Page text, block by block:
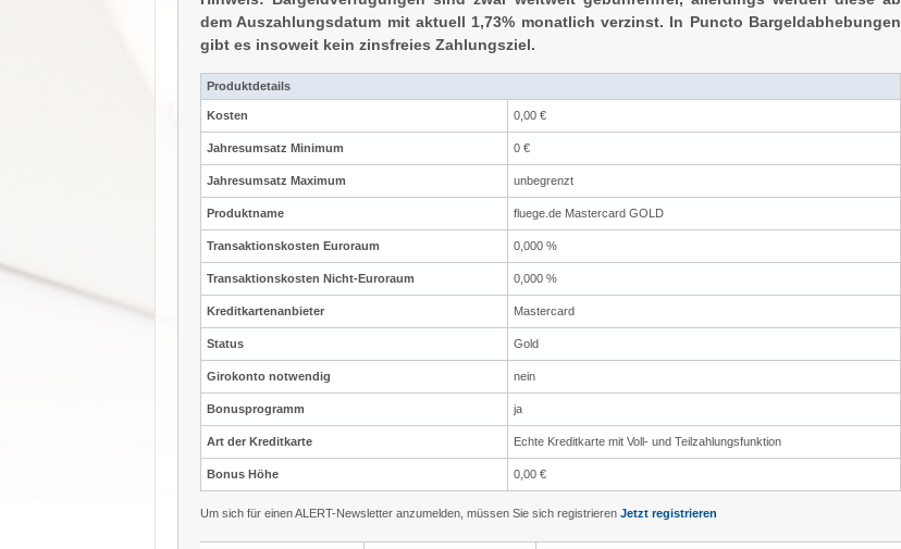
dem Auszahlungsdatum mit aktuell 1,73% monatlich verzinst. In Puncto Bargeldabhebungen
gibt es insoweit kein zinsfreies Zahlungsziel.
Produktdetails
Kosten 0,00 €
Jahresumsatz Minimum 0 €
Jahresumsatz Maximum unbegrenzt
Produktname fluege.de Mastercard GOLD
Transaktionskosten Euroraum 0,000 %
Transaktionskosten Nicht-Euroraum 0,000 %
Kreditkartenanbieter Mastercard
Status Gold
Girokonto notwendig nein
Bonusprogramm ja
Art der Kreditkarte Echte Kreditkarte mit Voll- und Teilzahlungsfunktion
Bonus Höhe 0,00 €
Um sich für einen ALERT-Newsletter anzumelden, müssen Sie sich registrieren Jetzt registrieren